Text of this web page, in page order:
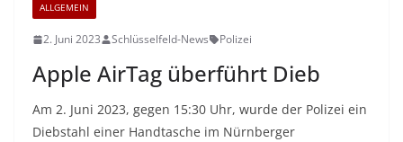
ALLGEMEIN
2. Juni 2023 Schlüsselfeld-News Polizei
Apple AirTag überführt Dieb
Am 2. Juni 2023, gegen 15:30 Uhr, wurde der Polizei ein
Diebstahl einer Handtasche im Nürnberger